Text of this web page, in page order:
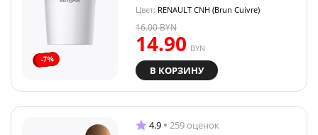
-7%
Цвет: RENAULT CNH (Brun Cuivre)
14.90 BYN
16.00BYN
В КОРЗИНУ
4.9 259 оценок